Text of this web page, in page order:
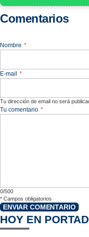
Comentarios
Nombre *
E-mail *
Tu dirección de email no será
Tu comentario *
0/500
* Campos obligatorios
ENVIAR COMENTARIO
HOY EN